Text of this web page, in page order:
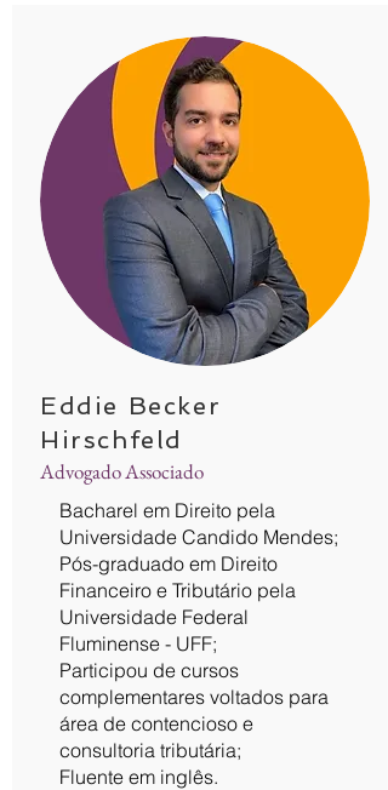
Eddie Becker
Hirschfeld
Advogado Associado
Bacharel em Direito pela
Universidade Candido Mendes;
Pós-graduado em Direito
Financeiro e Tributário pela
Universidade Federal
Fluminense - UFF;
Participou de cursos
complementares voltados para
área de contencioso e
consultoria tributária;
Fluente em inglês.